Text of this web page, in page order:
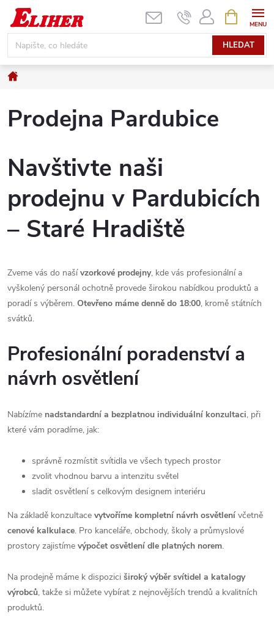
Přejít
obsah
HLEDAT
NÁKUPNÍ
KOŠÍK
Domů
Prodejna Pardubice
Navštivte naši
prodejnu v Pardubicích
– Staré Hradiště
Zveme vás do našívzorkové prodejny, kde vás profesionální a
vyškolený personál ochotně provede širokou nabídkou produktů a
poradí s výběrem. Otevřeno máme denně do 18:00, kromě státních
svátků.
Profesionální poradenství a
návrh osvětlení
Nabízíme nadstandardní a bezplatnou individuální konzultaci, při
které vám poradíme, jak:
správně rozmístit svítidla ve všech typech prostor
zvolit vhodnou barvu a intenzitu světel
sladit osvětlení s celkovým designem interiéru
Na základě konzultace vytvoříme kompletní návrh osvětlení včetně
cenové kalkulace. Pro kanceláře, obchody, školy a průmyslové
prostory zajistíme výpočet osvětlení dle platných norem.
Na prodejně máme k dispozici široký výběr svítidel a katalogy
výrobců, takže si můžete vybírat z nejnovějších trendů a kvalitních
produktů.